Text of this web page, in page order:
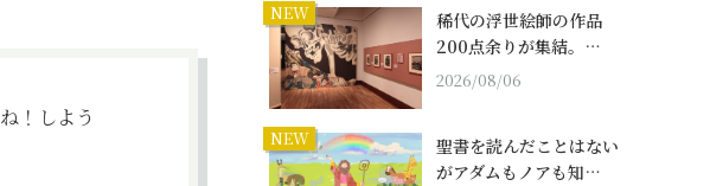
！しよう
NEW
稀代の浮世絵師の作品
200点余りが集結。…
2026/08/06
NEW
聖書を読んだことはない
がアダムもノアも知…